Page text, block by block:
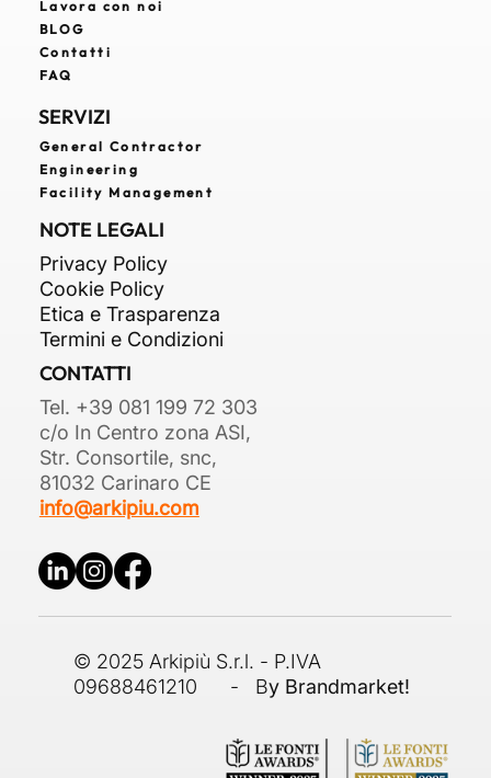
Lavora con noi
BLOG
Contatti
FAQ
SERVIZI
General Contractor
Engineering
Facility Management
NOTE LEGALI
Privacy Policy
Cookie Policy
Etica e Trasparenza
Termini e Condizioni
CONTATTI
Tel. +39 081 199 72 303
c/o In Centro zona ASI,
Str. Consortile, snc,
81032 Carinaro CE
info@arkipiu.com
© 2025 Arkipiù S.r.l. - P.IVA
09688461210 - By Brandmarket!